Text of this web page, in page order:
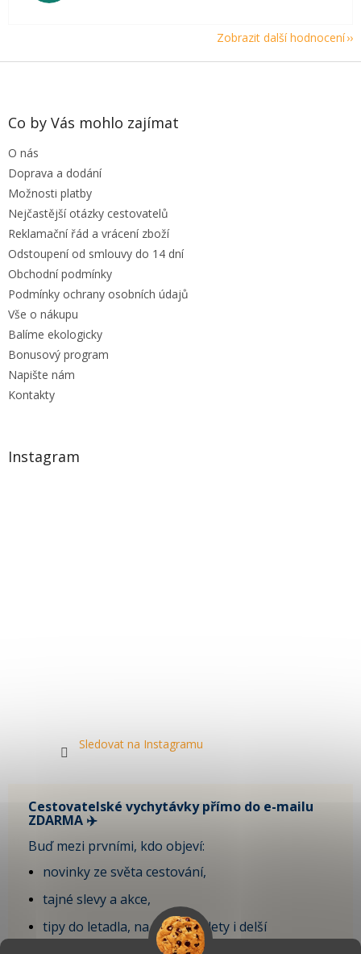
Zobrazit další hodnocení
Z
Co by Vás mohlo zajímat
O nás
Doprava a dodání
Možnosti platby
Nejčastější otázky cestovatelů
Reklamační řád a vrácení zboží
Odstoupení od smlouvy do 14 dní
Obchodní podmínky
Podmínky ochrany osobních údajů
Vše o nákupu
Balíme ekologicky
Bonusový program
Napište nám
Kontakty
Instagram
Sledovat na Instagramu
Cestovatelské vychytávky přímo do e-mailu
ZDARMA ✈️
Buď mezi prvními, kdo objeví:
novinky ze světa cestování,
tajné slevy a akce,
tipy do letadla, na krátké výlety i delší
dovolenou,